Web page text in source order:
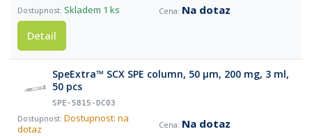
Skladem 1 ks
Na dotaz
Detail
SpeExtra™ SCX SPE column, 50 µm, 200 mg, 3 ml,
50 pcs
SPE-5815-DC03
Dostupnost: na
dotaz
Na dotaz